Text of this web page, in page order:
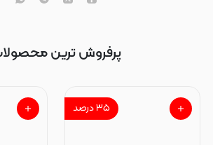
پرفروش ترین
۳۵درصد